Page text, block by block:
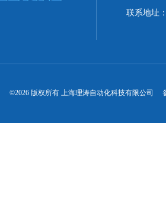
联系地址
©2026 版权所有 上海理涛自动化科技有限公司